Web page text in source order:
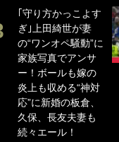
｢守り方かっこよす
ぎ｣上田綺世が妻
の“ワンオペ騒動”に
家族写真でアンサ
ー！ボールも嫁の
炎上も収める“神対
応”に新婚の板倉、
久保、長友夫妻も
続々エール！